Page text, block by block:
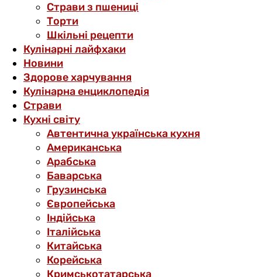
Страви з пшениці
Торти
Шкільні рецепти
Кулінарні лайфхаки
Новини
Здорове харчування
Кулінарна енциклопедія
Страви
Кухні світу
Автентична українська кухня
Американська
Арабська
Баварська
Грузинська
Європейська
Індійська
Італійська
Китайська
Корейська
Кримськотатарська